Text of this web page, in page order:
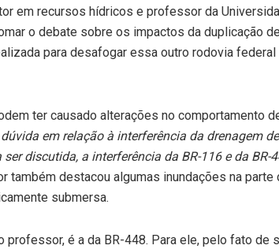
em recursos hídricos e professor da
o debate sobre os impactos da duplicação
para desafogar essa outro rodovia federal
ter causado alterações no comportamento
em relação à interferência da drenagem
discutida, a interferência da BR-116 e da BR-
também destacou algumas inundações na parte
submersa.
professor, é a da BR-448. Para ele, pelo fato de